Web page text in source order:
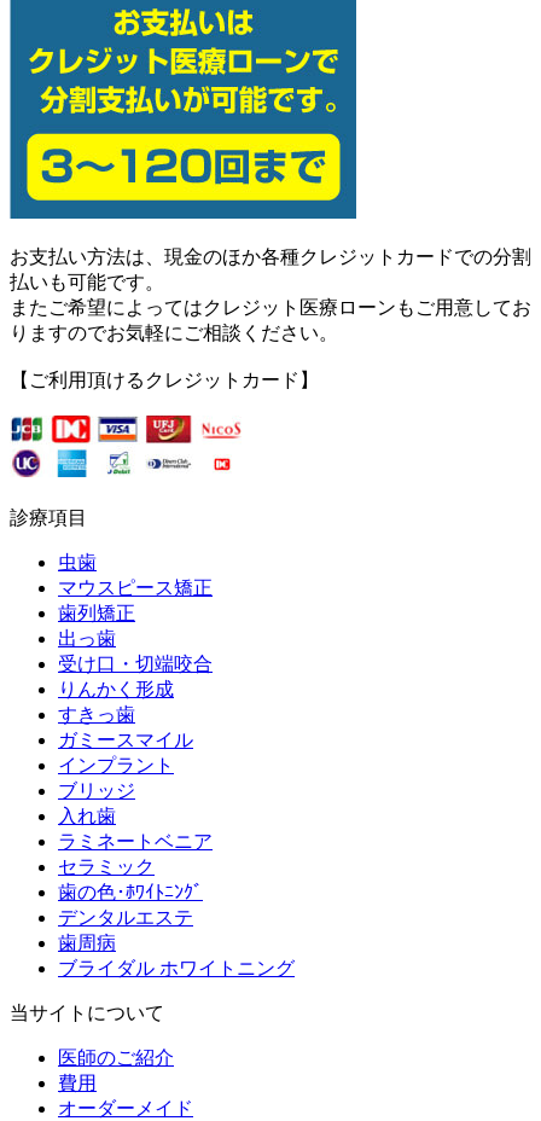
お支払い方法は、現金のほか各種クレジットカードでの分割
払いも可能です。
またご希望によってはクレジット医療ローンもご用意してお
りますのでお気軽にご相談ください。
【ご利用頂けるクレジットカード】
診療項目
虫歯
マウスピース矯正
歯列矯正
出っ歯
受け口・切端咬合
りんかく形成
すきっ歯
ガミースマイル
インプラント
ブリッジ
入れ歯
ラミネートベニア
セラミック
歯の色･ﾎﾜｲﾄﾆﾝｸﾞ
デンタルエステ
歯周病
ブライダル ホワイトニング
当サイトについて
医師のご紹介
費用
オーダーメイド